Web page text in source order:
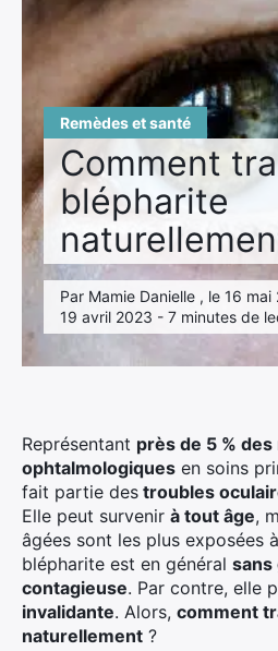
Remèdes et santé
Comment
blépharite
Par Mamie Danielle , le 16
19 avril 2023 - 7 minutes de
Représentant près de 5 %
ophtalmologiques en soins
fait partie des troubles
Elle peut survenir à tout âge,
âgées sont les plus exposées
blépharite est en général sans
contagieuse. Par contre, elle
invalidante. Alors, comment
naturellement ?
Jardin
Animaux